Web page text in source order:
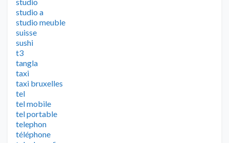
studio a
studio meuble
suisse
sushi
t3
tangla
taxi
taxi bruxelles
tel
tel mobile
tel portable
telephon
téléphone